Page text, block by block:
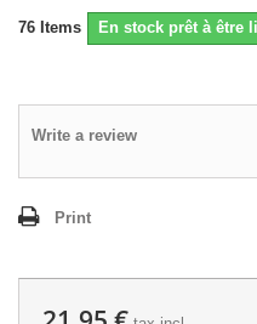
76 Items En stock prêt à être
Write a review
Print